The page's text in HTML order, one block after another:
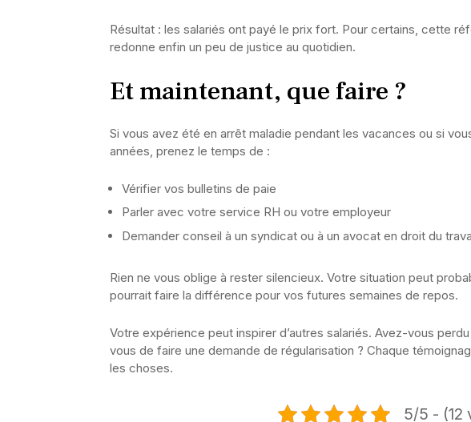
Résultat : les salariés ont payé le prix fort. Pour certains, cette
redonne enfin un peu de justice au quotidien.
Et maintenant, que faire ?
Si vous avez été en arrêt maladie pendant les vacances ou si
années, prenez le temps de :
Vérifier vos bulletins de paie
Parler avec votre service RH ou votre employeur
Demander conseil à un syndicat ou à un avocat en droit du
Rien ne vous oblige à rester silencieux. Votre situation peut
pourrait faire la différence pour vos futures semaines de repos.
Votre expérience peut inspirer d’autres salariés. Avez-vous
vous de faire une demande de régularisation ? Chaque
les choses.
5/5 - (12